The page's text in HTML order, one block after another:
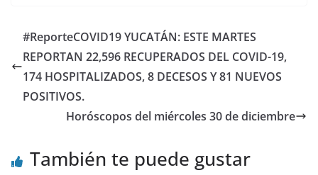
#ReporteCOVID19 YUCATÁN: ESTE MARTES
REPORTAN 22,596 RECUPERADOS DEL COVID-19,
174 HOSPITALIZADOS, 8 DECESOS Y 81 NUEVOS
POSITIVOS.
Horóscopos del miércoles 30 de diciembre
También te puede gustar